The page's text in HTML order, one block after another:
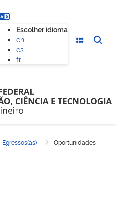
Escolher idioma
en
es
fr
Egressos(as) Oportunidades